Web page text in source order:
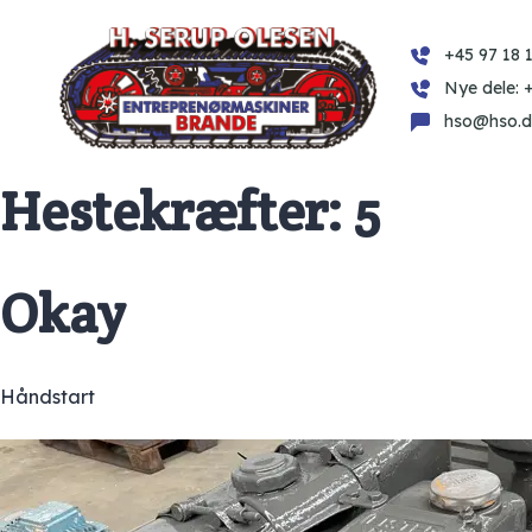
+45 97 18
Nye dele:
Hestekræfter: 5
Okay
Håndstart